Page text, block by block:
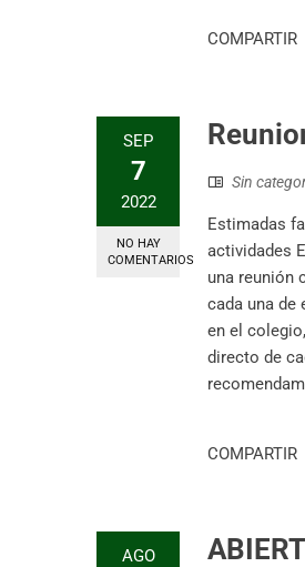
COMPARTIR
SEP
7
2022
NO HAY
COMENTARIOS
Sin
Estimadas
actividades
una reunión
cada una de
en el
directo de
COMPARTIR
AGO